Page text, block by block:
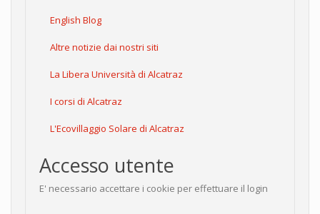
English Blog
Altre notizie dai nostri siti
La Libera Università di Alcatraz
I corsi di Alcatraz
L'Ecovillaggio Solare di Alcatraz
Accesso utente
E' necessario accettare i cookie per effettuare il login